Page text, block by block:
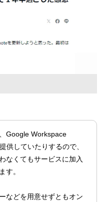
Google Workspace
供していたりするので、
なくてもサービスに加入
す。
などを用意せずともオン